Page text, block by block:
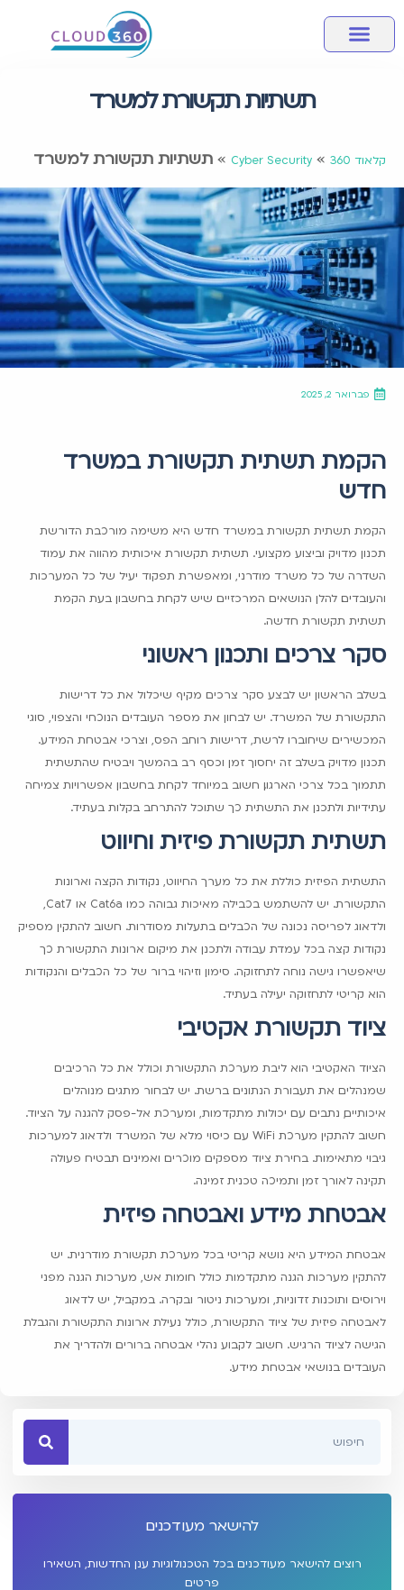
תשתיות תקשורת למשרד
קלאוד 360 »
Cyber Security
» תשתיות תקשורת למשרד
פברואר 2, 2025
הקמת תשתית תקשורת במשרד
חדש
הקמת תשתית תקשורת במשרד חדש היא משימה מורכבת הדורשת
תכנון מדויק וביצוע מקצועי. תשתית תקשורת איכותית מהווה את עמוד
השדרה של כל משרד מודרני, ומאפשרת תפקוד יעיל של כל המערכות
והעובדים. להלן הנושאים המרכזיים שיש לקחת בחשבון בעת הקמת
תשתית תקשורת חדשה.
סקר צרכים ותכנון ראשוני
בשלב הראשון יש לבצע סקר צרכים מקיף שיכלול את כל דרישות
התקשורת של המשרד. יש לבחון את מספר העובדים הנוכחי והצפוי, סוגי
המכשירים שיחוברו לרשת, דרישות רוחב הפס, וצרכי אבטחת המידע.
תכנון מדויק בשלב זה יחסוך זמן וכסף רב בהמשך ויבטיח שהתשתית
תתמוך בכל צרכי הארגון. חשוב במיוחד לקחת בחשבון אפשרויות צמיחה
עתידיות ולתכנן את התשתית כך שתוכל להתרחב בקלות בעתיד.
תשתית תקשורת פיזית וחיווט
התשתית הפיזית כוללת את כל מערך החיווט, נקודות הקצה וארונות
ולדאוג לפריסה נכונה של הכבלים בתעלות מסודרות. חשוב להתקין מספיק
נקודות קצה בכל עמדת עבודה ולתכנן את מיקום ארונות התקשורת כך
שיאפשרו גישה נוחה לתחזוקה. סימון וזיהוי ברור של כל הכבלים והנקודות
הוא קריטי לתחזוקה יעילה בעתיד.
ציוד תקשורת אקטיבי
הציוד האקטיבי הוא ליבת מערכת התקשורת וכולל את כל הרכיבים
שמנהלים את תעבורת הנתונים ברשת. יש לבחור מתגים מנוהלים
איכותיים, נתבים עם יכולות מתקדמות, ומערכת אל-פסק להגנה על הציוד.
חשוב להתקין מערכת WiFi עם כיסוי מלא של המשרד ולדאוג למערכות
גיבוי מתאימות. בחירת ציוד מספקים מוכרים ואמינים תבטיח פעולה
תקינה לאורך זמן ותמיכה טכנית זמינה.
אבטחת מידע ואבטחה פיזית
אבטחת המידע היא נושא קריטי בכל מערכת תקשורת מודרנית. יש
להתקין מערכות הגנה מתקדמות כולל חומות אש, מערכות הגנה מפני
וירוסים ותוכנות זדוניות, ומערכות ניטור ובקרה. במקביל, יש לדאוג
לאבטחה פיזית של ציוד התקשורת, כולל נעילת ארונות התקשורת והגבלת
הגישה לציוד הרגיש. חשוב לקבוע נהלי אבטחה ברורים ולהדריך את
העובדים בנושאי אבטחת מידע.
להישאר מעודכנים
רוצים להישאר מעודכנים בכל הטכנולוגיות ענן החדשות, השאירו
פרטים